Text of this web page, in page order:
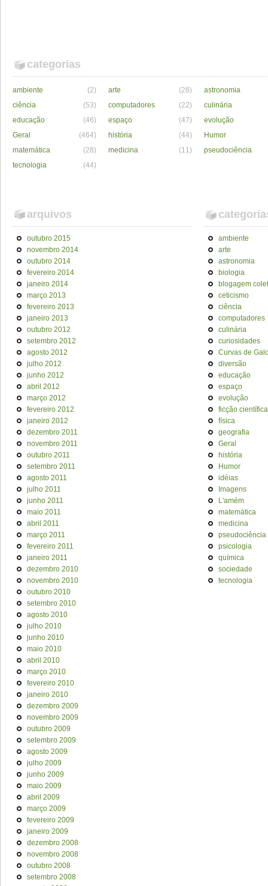
categorias
ambiente (2) arte (28)
astronomia
ciência
(53) computadores (22)
culinária
educação
(46) espaço (47)
evolução
Geral
(464) história (44)
Humor
matemática
(28) medicina (11)
pseudociência
tecnologia
(44)
arquivos
outubro 2015
novembro 2014
outubro 2014
fevereiro 2014
janeiro 2014
março 2013
fevereiro 2013
janeiro 2013
outubro 2012
setembro 2012
agosto 2012
julho 2012
junho 2012
abril 2012
março 2012
fevereiro 2012
janeiro 2012
dezembro 2011
novembro 2011
outubro 2011
setembro 2011
agosto 2011
julho 2011
junho 2011
maio 2011
abril 2011
março 2011
fevereiro 2011
janeiro 2011
dezembro 2010
novembro 2010
outubro 2010
setembro 2010
agosto 2010
julho 2010
junho 2010
maio 2010
abril 2010
março 2010
fevereiro 2010
janeiro 2010
dezembro 2009
novembro 2009
outubro 2009
setembro 2009
agosto 2009
julho 2009
junho 2009
maio 2009
abril 2009
março 2009
fevereiro 2009
janeiro 2009
dezembro 2008
novembro 2008
outubro 2008
setembro 2008
ambiente
arte
astronomia
biologia
blogagem
ceticismo
ciência
computadores
culinária
curiosidades
Curvas de
diversão
educação
espaço
evolução
ficção científica
física
geografia
Geral
história
Humor
idéias
Imagens
L'amém
matemática
medicina
pseudociência
psicologia
química
sociedade
tecnologia